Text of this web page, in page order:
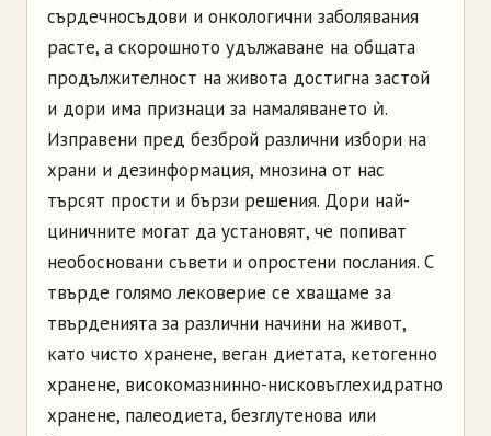
сърдечносъдови и онкологични заболявания
расте, а скорошното удължаване на общата
продължителност на живота достигна застой
и дори има признаци за намаляването ѝ.
Изправени пред безброй различни избори на
храни и дезинформация, мнозина от нас
търсят прости и бързи решения. Дори най-
циничните могат да установят, че попиват
необосновани съвети и опростени послания. С
твърде голямо лековерие се хващаме за
твърденията за различни начини на живот,
като чисто хранене, веган диетата, кетогенно
хранене, високомазнинно-нисковъглехидратно
хранене, палеодиета, безглутенова или